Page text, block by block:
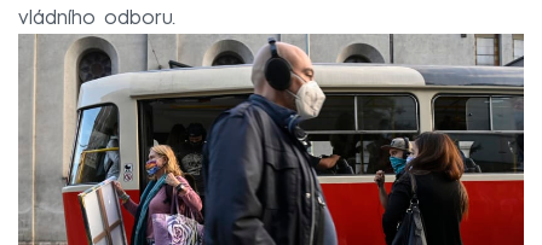
vládního odboru.